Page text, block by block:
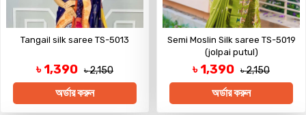
Tangail silk saree TS-5013
৳ 1,390 ৳ 2,150
অর্ডার করুন
Semi Moslin Silk saree TS-5019
(jolpai putul)
৳ 1,390 ৳ 2,150
অর্ডার করুন